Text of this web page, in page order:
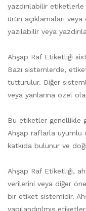
yazdırılabilir etiketlerle
ürün açıklamaları
yazılabilir veya
Ahşap Raf Etiketliği
Bazı sistemlerde,
tutturulur. Diğer
veya yanlarına özel
Bu etiketler genellikle
Ahşap raflarla uyumlu
katkıda bulunur ve
Ahşap Raf Etiketliği,
verilerini veya diğer
bir etiket sistemidir.
yapılandırılmış